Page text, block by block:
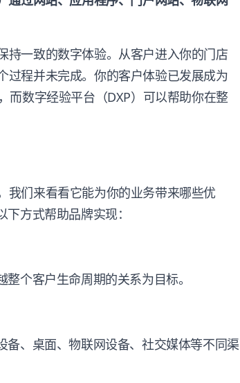
持一致的数字体验。从客户进入你的门店
过程并未完成。你的客户体验已发展成为
而数字经验平台（DXP）可以帮助你在整
我们来看看它能为你的业务带来哪些优
方式帮助品牌实现：
个客户生命周期的关系为目标。
备、桌面、物联网设备、社交媒体等不同渠